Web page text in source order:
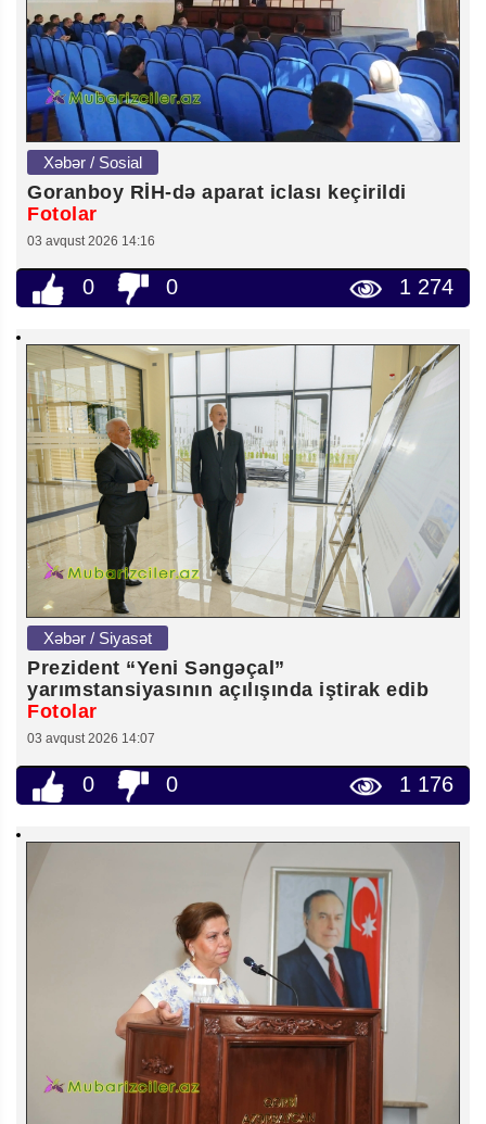
Xəbər / Sosial
Goranboy RİH-də aparat iclası keçirildi
Fotolar
03 avqust 2026 14:16
0 0 1 274
Xəbər / Siyasət
Prezident “Yeni Səngəçal”
yarımstansiyasının açılışında iştirak edib
Fotolar
03 avqust 2026 14:07
0 0 1 176